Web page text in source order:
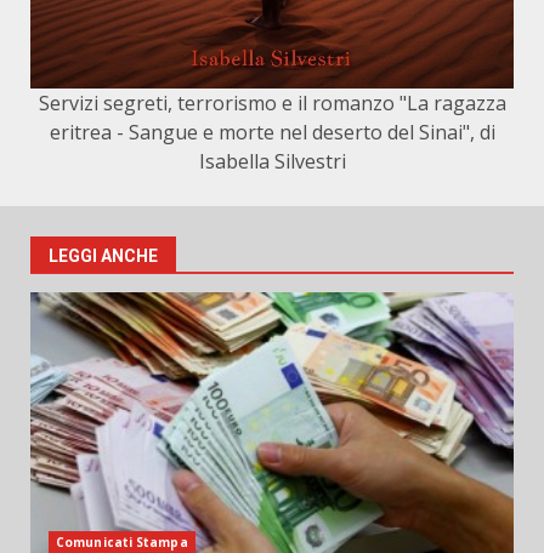
Servizi segreti, terrorismo e il romanzo "La ragazza
eritrea - Sangue e morte nel deserto del Sinai", di
Isabella Silvestri
LEGGI ANCHE
Comunicati Stampa